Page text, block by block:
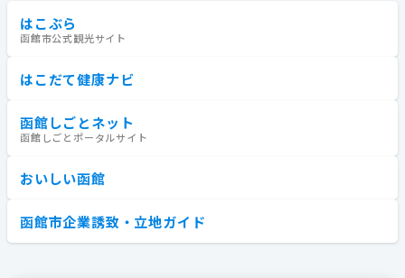
はこぶら
函館市公式観光サイト
はこだて健康ナビ
函館しごとネット
函館しごとポータルサイト
おいしい函館
函館市企業誘致・立地ガイド